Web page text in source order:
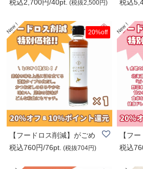
税込2,700円/40pt. (税抜2,500円)
を無く
税込
20%off
【フードロス削減】がごめ
昆布白だしつゆ..
税込760円/76pt. (税抜704円)
【フ
ビーツ
税込